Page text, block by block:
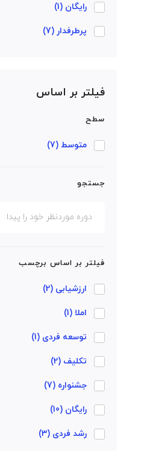
رایگان (1)
پرطرفدار (7)
فیلتر بر اساس
سطح
متوسط (7)
جستجو
فیلتر بر اساس برچسب
ارزشیابی (2)
املا (1)
توسعه فردی (1)
تکلیف (2)
جشنواره (7)
رایگان (10)
رشد فردی (3)